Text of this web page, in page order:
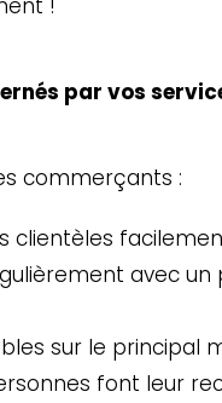
!
par vos
commerçants :
clientèles
avec
sur le principal
font leur